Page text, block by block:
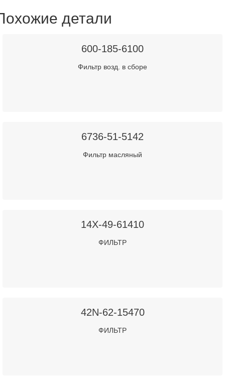
детали
600-185-6100
Фильтр возд. в сборе
6736-51-5142
Фильтр масляный
14X-49-61410
ФИЛЬТР
42N-62-15470
ФИЛЬТР